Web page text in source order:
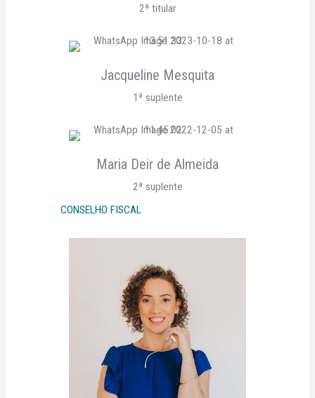
2ª titular
Jacqueline Mesquita
1ª suplente
Maria Deir de Almeida
2ª suplente
CONSELHO FISCAL